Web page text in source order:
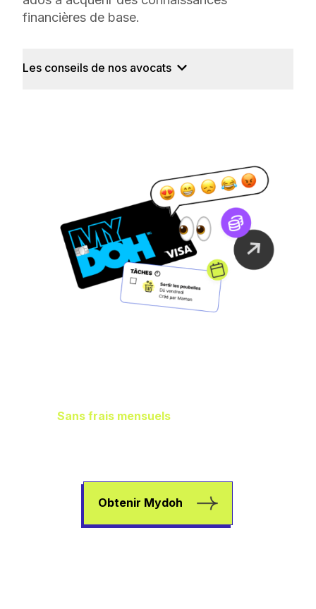
financières de base.
Les conseils de nos avocats
Sans frais mensuels, il vous en reste
Obtenir Mydoh